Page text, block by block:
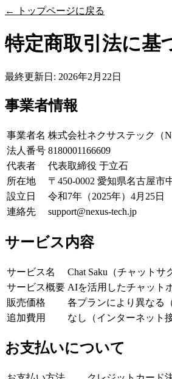
← トップページに戻る
特定商取引法に基
最終更新日: 2026年2月22日
事業者情報
事業者名 株式会社ネクサステック（
法人番号 8180001166609
代表者
代表取締役 于立石
所在地
〒450-0002 愛知県名古屋市
設立日
令和7年（2025年）4月25日
連絡先
support@nexus-tech.jp
サービス内容
サービス名
Chat Saku（チャットサ
サービス概要 AIを活用したチャット
販売価格
各プランにより異なる
追加費用
なし（インターネット
お支払いについて